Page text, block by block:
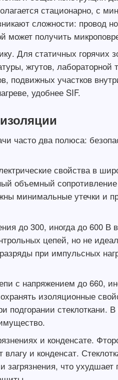
стационарно, с
сложности: провод
может получить
Для статичных горячих
жгутов, лабораторной
участков
удобнее SIF.
часто два полюса:
свойства в
объемный
минимальные утечки и
до 300, иногда до 600 В
цепей, но не
при импульсных
с напряжением до 660,
изоляционные
стеклоткани.
и конденсате.
и конденсат.
что